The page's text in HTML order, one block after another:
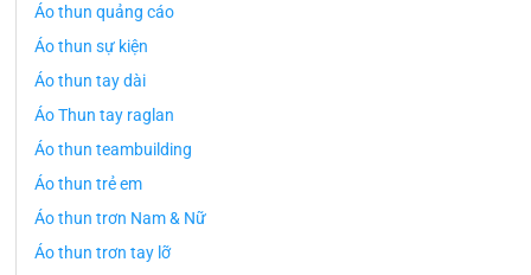
Áo thun quảng cáo
Áo thun sự kiện
Áo thun tay dài
Áo Thun tay raglan
Áo thun teambuilding
Áo thun trẻ em
Áo thun trơn Nam & Nữ
Áo thun trơn tay lỡ